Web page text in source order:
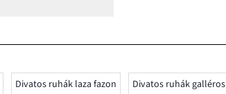
Divatos ruhák laza fazon Divatos ruhák galléros